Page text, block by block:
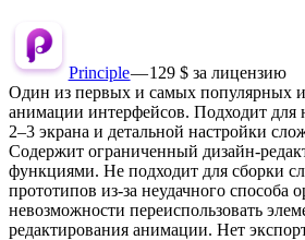
Principle— 129 $ за лицензию
Один из первых и самых популярных
анимации интерфейсов. Подходит для
2–3 экрана и детальной настройки
Содержит ограниченный дизайн-
функциями. Не подходит для сборки
прототипов из-за неудачного способа
невозможности переиспользовать
редактирования анимации. Нет